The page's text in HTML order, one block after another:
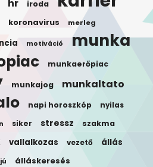
hr iroda
koronavirus merleg
motiváció munka
munkaerőpiac
munkajog munkaltato
napi horoszkóp nyilas
siker stressz szakma
vallalkozas vezető állás
álláskeresés